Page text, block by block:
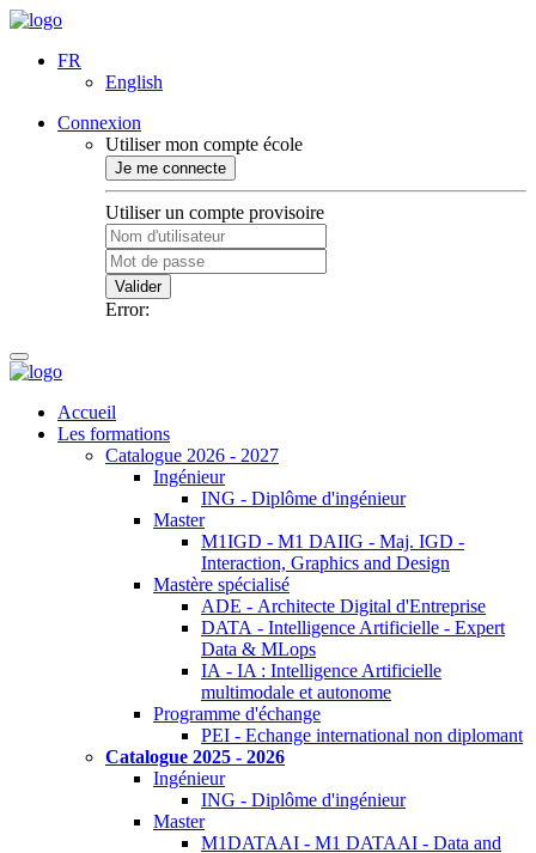
FR
English
Connexion
Utiliser mon compte école
Je me connecte
Utiliser un compte provisoire
Valider
Error:
Accueil
Les formations
Catalogue 2026 - 2027
Ingénieur
ING - Diplôme d'ingénieur
Master
M1IGD - M1 DAIIG - Maj. IGD -
Interaction, Graphics and Design
Mastère spécialisé
ADE - Architecte Digital d'Entreprise
DATA - Intelligence Artificielle - Expert
Data & MLops
IA - IA : Intelligence Artificielle
multimodale et autonome
Programme d'échange
PEI - Echange international non diplomant
Catalogue 2025 - 2026
Ingénieur
ING - Diplôme d'ingénieur
Master
M1DATAAI - M1 DATAAI - Data and